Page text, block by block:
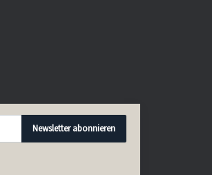
Newsletter abonnieren